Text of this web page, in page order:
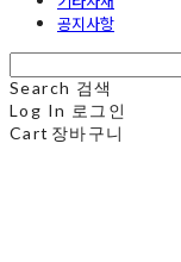
공지사항
Search 검색
Log In 로그인
Cart 장바구니